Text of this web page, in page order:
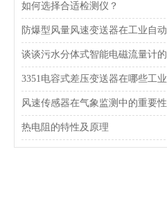
如何选择合适检测仪？
风速传感器在气象监测中的重要性
热电阻的特性及原理